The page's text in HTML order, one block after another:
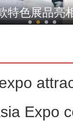
地表温度
特色展品亮
Expo